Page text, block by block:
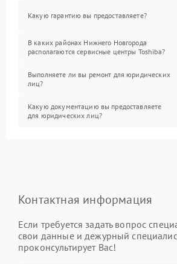
Какую гарантию вы предоставляете?
В каких районах Нижнего Новгорода
располагаются сервисные центры Toshiba?
Выполняете ли вы ремонт для юридических
лиц?
Какую документацию вы предоставляете
для юридических лиц?
Контактная информация
Если требуется задать вопрос
свои данные и дежурный
проконсультирует Вас!